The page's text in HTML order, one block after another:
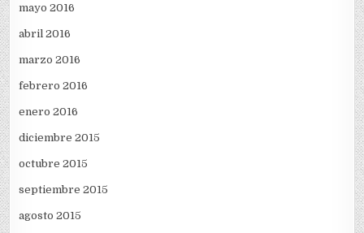
mayo 2016
abril 2016
marzo 2016
febrero 2016
enero 2016
diciembre 2015
octubre 2015
septiembre 2015
agosto 2015